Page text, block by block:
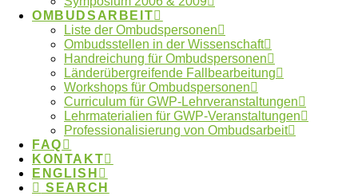
OMBUDSARBEIT
Liste der Ombudspersonen
Ombudsstellen in der Wissenschaft
Handreichung für Ombudspersonen
Länderübergreifende Fallbearbeitung
Workshops für Ombudspersonen
Curriculum für GWP-Lehrveranstaltungen
Lehrmaterialien für GWP-Veranstaltungen
Professionalisierung von Ombudsarbeit
FAQ
KONTAKT
ENGLISH
SEARCH
The Case for Generative AI in Scholarly Practice
(Chris Berg,SSRN, 2023).
http://dx.doi.org/10.2139/ssrn.4407587
Protecting scientific integrity in an age of generative
(Wolfgang Blau, Vinton G. Cerf, Juan Enriquez et
PNAS Volume 121, No. 22, 2024).
https://doi.org/10.1073/pnas.2407886121
Opinion Paper: “So what if ChatGPT wrote it?”